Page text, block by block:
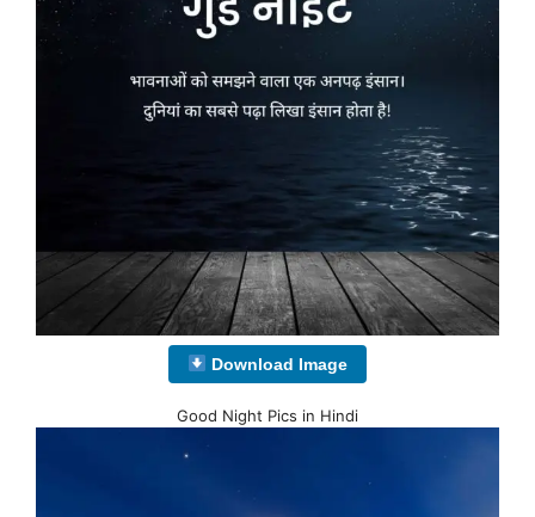
Download Image
Good Night Pics in Hindi